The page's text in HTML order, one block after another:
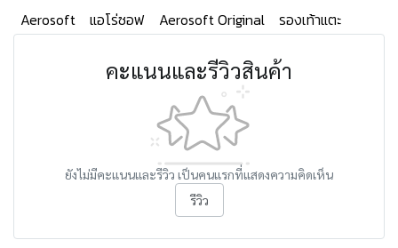
Aerosoft แอโร่ซอฟ Aerosoft Original รองเท้าแตะ
คะแนนและรีวิวสินค้า
ยังไม่มีคะแนนและรีวิว เป็นคนแรกที่แสดงความคิดเห็น
รีวิว